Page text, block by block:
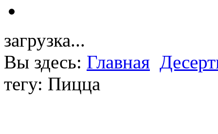
загрузка...
Вы здесь: Главная
тегу: Пицца